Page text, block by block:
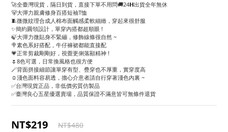
🚀全臺灣現貨，隔日到貨，直接下單不用問🚚24𝗛出貨全年無休
🐻大彈力親膚修身百搭短袖T恤
🧵微微紋理合成人棉布面觸感柔軟細緻，穿起來很舒服
✨簡約圓領設計，單穿內搭都超順眼 !
🍃大彈力微貼身不緊繃，修飾線條很自然 ~
🍭素色系好搭配，牛仔褲裙都能直接配
💗正常剪裁剛剛好，視覺更俐落顯精神 !
🌷8色可選，日常換風格也很方便
🪄背面拼接細節讓單穿有型、疊穿也不厚重，實穿度高
☺️淺色面料容易透，擔心介意者請自行穿著淺色內裏 ~
✅台灣現貨正品，非低價劣質仿製品
✅臺灣良心五星優選賣場，品質保證不滿意皆可無條件退貨
NT$219 NT$480